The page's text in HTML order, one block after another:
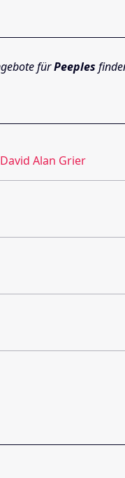
fürPeeples
David Alan Grier